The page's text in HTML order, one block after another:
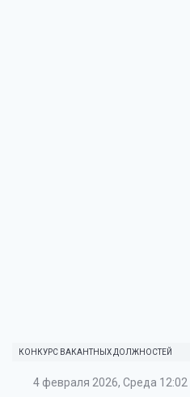
КОНКУРС ВАКАНТНЫХ ДОЛЖНОСТЕЙ
4 февраля 2026, Среда 12:02